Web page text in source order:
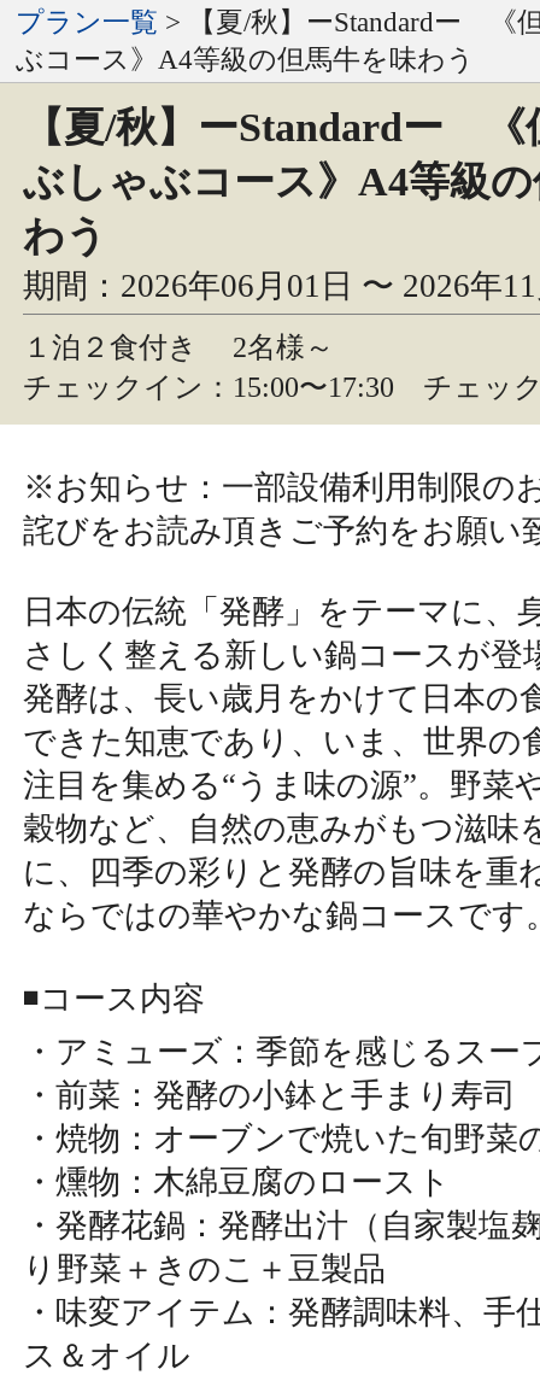
プラン一覧 > 【夏/秋】ーStandardー 《
ぶコース》A4等級の但馬牛を味わう
【夏/秋】ーStandardー 《
ぶしゃぶコース》A4等級
わう
期間：2026年06月01日 〜 2026年
１泊２食付き
2名様～
チェックイン：15:00〜17:30 チェッ
※お知らせ：一部設備利用制限の
詫びをお読み頂きご予約をお願い
日本の伝統「発酵」をテーマに、
さしく整える新しい鍋コースが登
発酵は、長い歳月をかけて日本の
できた知恵であり、いま、世界の
注目を集める“うま味の源”。野菜
穀物など、自然の恵みがもつ滋味
に、四季の彩りと発酵の旨味を重
ならではの華やかな鍋コースです
◾️コース内容
・アミューズ：季節を感じるスー
・前菜：発酵の小鉢と手まり寿司
・焼物：オーブンで焼いた旬野菜
・燻物：木綿豆腐のロースト
・発酵花鍋：発酵出汁（自家製塩
り野菜＋きのこ＋豆製品
・味変アイテム：発酵調味料、手
ス＆オイル